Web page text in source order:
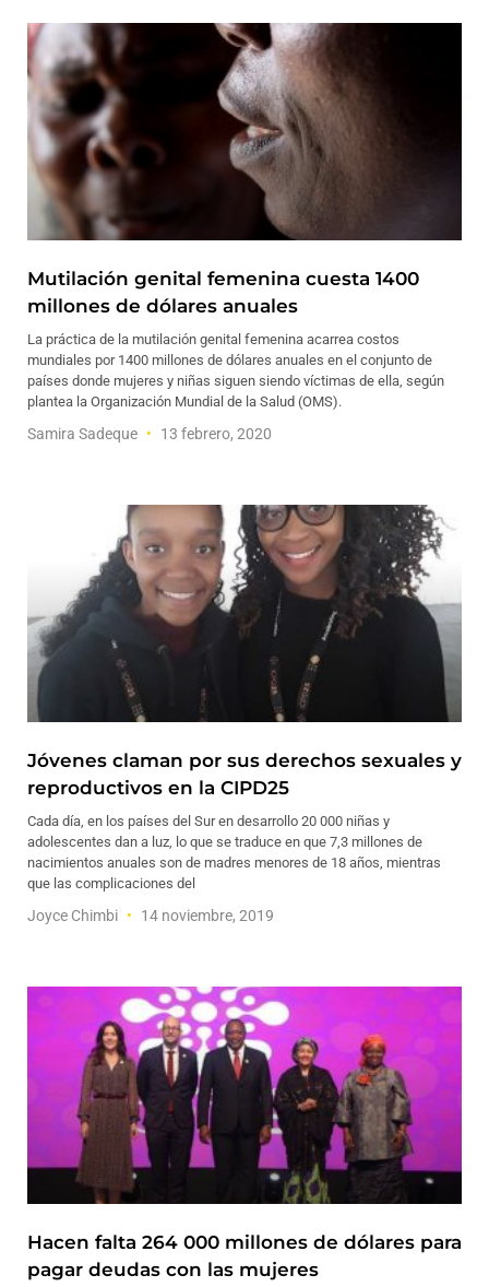
Mutilación genital femenina cuesta 1400
millones de dólares anuales
La práctica de la mutilación genital femenina acarrea costos
mundiales por 1400 millones de dólares anuales en el conjunto de
países donde mujeres y niñas siguen siendo víctimas de ella, según
plantea la Organización Mundial de la Salud (OMS).
Samira Sadeque 13 febrero, 2020
Jóvenes claman por sus derechos sexuales y
reproductivos en la CIPD25
Cada día, en los países del Sur en desarrollo 20 000 niñas y
adolescentes dan a luz, lo que se traduce en que 7,3 millones de
nacimientos anuales son de madres menores de 18 años, mientras
que las complicaciones del
Joyce Chimbi 14 noviembre, 2019
Hacen falta 264 000 millones de dólares para
pagar deudas con las mujeres